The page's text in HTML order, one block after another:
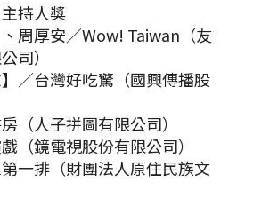
持人獎
周厚安／Wow! Taiwan（友
司）
／台灣好吃驚（國興傳播股
（人子拼圖有限公司）
（鏡電視股份有限公司）
一排（財團法人原住民族文